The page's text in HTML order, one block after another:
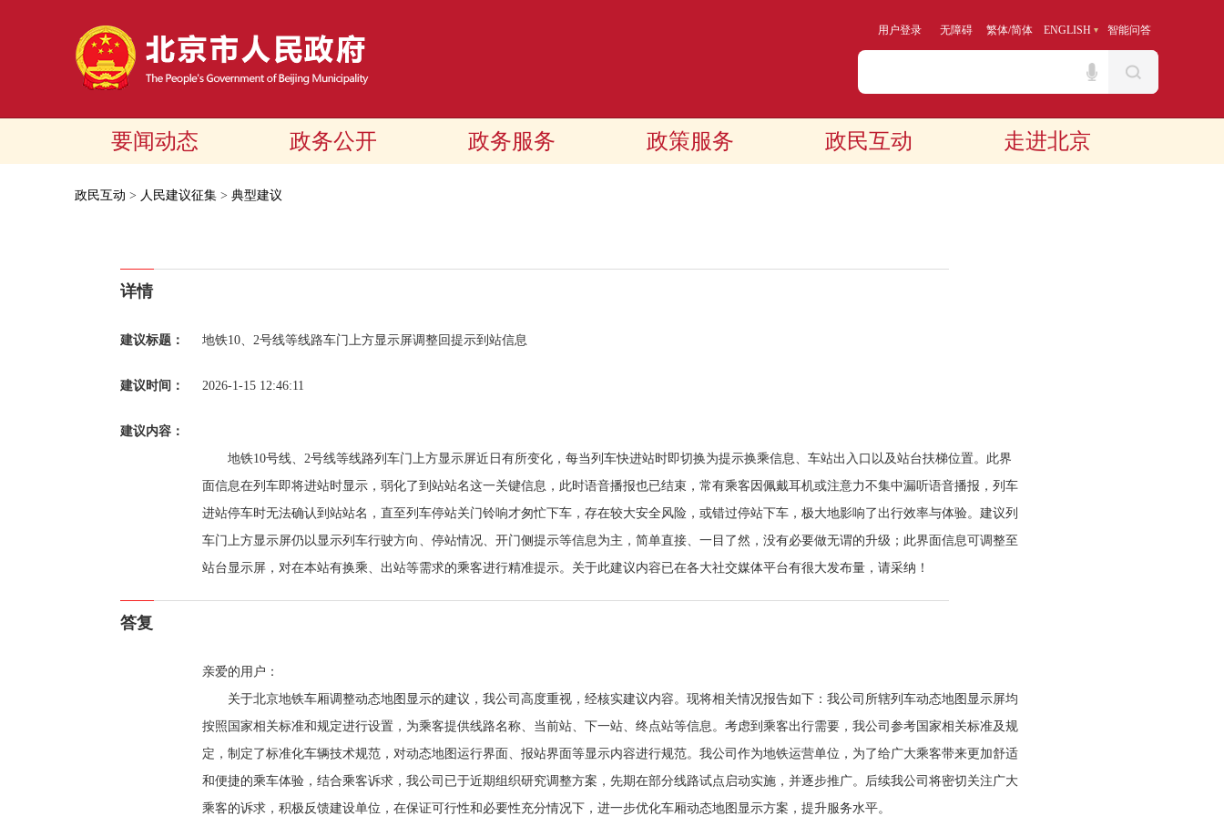
用户登录 无障碍 繁体/简体 ENGLISH 智能问答
要闻动态 政务公开 政务服务 政策服务 政民互动 走进北京
政民互动 > 人民建议征集 > 典型建议
详情
建议标题： 地铁10、2号线等线路车门上方显示屏调整回提示到站信息
建议时间： 2026-1-15 12:46:11
建议内容：
地铁10号线、2号线等线路列车门上方显示屏近日有所变化，每当列车快进站时即切换为提示换乘信息、车站出入口以及站台扶梯位置。此界
面信息在列车即将进站时显示，弱化了到站站名这一关键信息，此时语音播报也已结束，常有乘客因佩戴耳机或注意力不集中漏听语音播报，列车
进站停车时无法确认到站站名，直至列车停站关门铃响才匆忙下车，存在较大安全风险，或错过停站下车，极大地影响了出行效率与体验。建议列
车门上方显示屏仍以显示列车行驶方向、停站情况、开门侧提示等信息为主，简单直接、一目了然，没有必要做无谓的升级；此界面信息可调整至
站台显示屏，对在本站有换乘、出站等需求的乘客进行精准提示。关于此建议内容已在各大社交媒体平台有很大发布量，请采纳！
答复
亲爱的用户：
关于北京地铁车厢调整动态地图显示的建议，我公司高度重视，经核实建议内容。现将相关情况报告如下：我公司所辖列车动态地图显示屏均
按照国家相关标准和规定进行设置，为乘客提供线路名称、当前站、下一站、终点站等信息。考虑到乘客出行需要，我公司参考国家相关标准及规
定，制定了标准化车辆技术规范，对动态地图运行界面、报站界面等显示内容进行规范。我公司作为地铁运营单位，为了给广大乘客带来更加舒适
和便捷的乘车体验，结合乘客诉求，我公司已于近期组织研究调整方案，先期在部分线路试点启动实施，并逐步推广。后续我公司将密切关注广大
乘客的诉求，积极反馈建设单位，在保证可行性和必要性充分情况下，进一步优化车厢动态地图显示方案，提升服务水平。